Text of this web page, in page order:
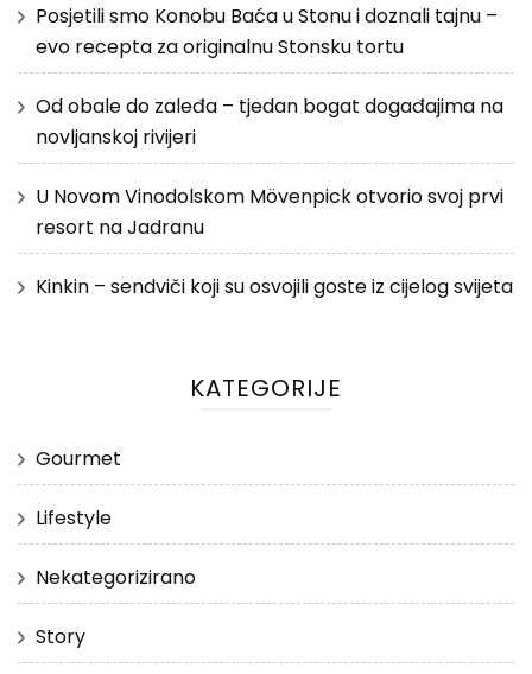
Posjetili smo Konobu Baća u Stonu i doznali tajnu –
evo recepta za originalnu Stonsku tortu
Od obale do zaleđa – tjedan bogat događajima na
novljanskoj rivijeri
U Novom Vinodolskom Mövenpick otvorio svoj prvi
resort na Jadranu
Kinkin – sendviči koji su osvojili goste iz cijelog svijeta
KATEGORIJE
Gourmet
Lifestyle
Nekategorizirano
Story